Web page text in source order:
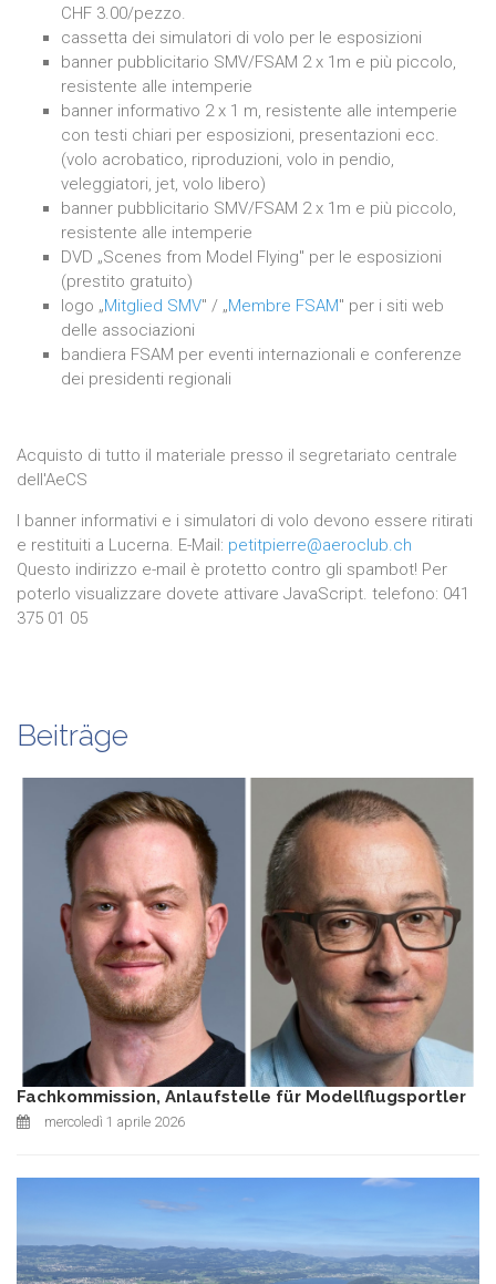
CHF 3.00/pezzo.
cassetta dei simulatori di volo per le esposizioni
banner pubblicitario SMV/FSAM 2 x 1m e più piccolo,
resistente alle intemperie
banner informativo 2 x 1 m, resistente alle intemperie
con testi chiari per esposizioni, presentazioni ecc.
(volo acrobatico, riproduzioni, volo in pendio,
veleggiatori, jet, volo libero)
banner pubblicitario SMV/FSAM 2 x 1m e più piccolo,
resistente alle intemperie
DVD „Scenes from Model Flying" per le esposizioni
(prestito gratuito)
logo „Mitglied SMV" / „Membre FSAM" per i siti web
delle associazioni
bandiera FSAM per eventi internazionali e conferenze
dei presidenti regionali
Acquisto di tutto il materiale presso il segretariato centrale
dell'AeCS
I banner informativi e i simulatori di volo devono essere ritirati
e restituiti a Lucerna. E-Mail: petitpierre@aeroclub.ch
Questo indirizzo e-mail è protetto contro gli spambot! Per
poterlo visualizzare dovete attivare JavaScript. telefono: 041
375 01 05
Beiträge
Fachkommission, Anlaufstelle für Modellflugsportler
mercoledì 1 aprile 2026